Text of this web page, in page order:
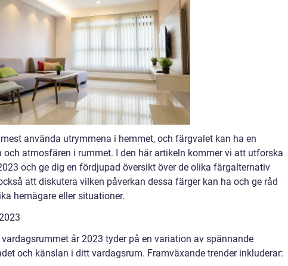
använda utrymmena i hemmet, och färgvalet kan ha en
och atmosfären i rummet. I den här artikeln kommer vi att utforska
och ge dig en fördjupad översikt över de olika färgalternativ
att diskutera vilken påverkan dessa färger kan ha och ge råd
hemägare eller situationer.
år 2023 tyder på en variation av spännande
och känslan i ditt vardagsrum. Framväxande trender inkluderar: